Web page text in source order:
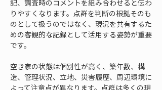
記、調査時のコメントを組み合わせると伝わ
りやすくなります。点群を判断の根拠そのも
のとして扱うのではなく、現況を共有するた
めの客観的な記録として活用する姿勢が重要
です。
空き家の状態は個別性が高く、築年数、構
造、管理状況、立地、災害履歴、周辺環境に
よって注意点が異なります。点群は多くの現